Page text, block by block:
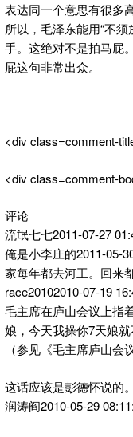
表达同一个意思有很多
所以，毛泽东能用“不
手。这绝对不是拍马屁
屁这句非常出众。
<div class=comment-
<div class=comment-
评论
流氓七七2011-07-27
俺是小李庄的2011-05-
家每年都去河工。回来
race20102010-07-19
毛主席在庐山会议上指
娘，今天我操你7天娘
（参见《毛主席庐山会
这话应该是彭德怀说的。
润涛阎2010-05-29